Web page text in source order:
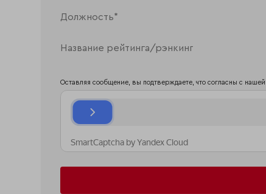
Оставляя сообщение, вы подтверждаете, что согласны с нашей